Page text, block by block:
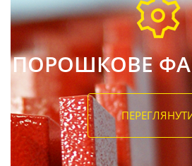
ПОРОШКОВЕ